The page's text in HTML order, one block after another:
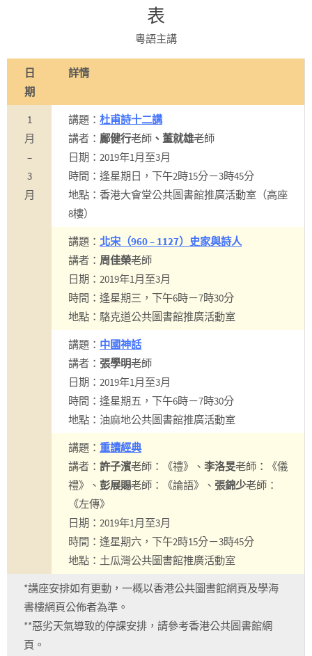
表
粵語主講
日
期
詳情
1
月
–
3
月
講題： 杜甫詩十二講
講者： 鄺健行老師 、董就雄老師
日期：2019年1月至3月
時間：逢星期日，下午2時15分－3時45分
地點：香港大會堂公共圖書館推廣活動室（高座
8樓）
講題： 北宋（960 – 1127）史家與詩人
講者： 周佳榮老師
日期：2019年1月至3月
時間：逢星期三，下午6時－7時30分
地點：駱克道公共圖書館推廣活動室
講題： 中國神話
講者： 張學明老師
日期：2019年1月至3月
時間：逢星期五，下午6時－7時30分
地點：油麻地公共圖書館推廣活動室
講題： 重讀經典
講者： 許子濱老師：《禮》、 李洛旻老師：《儀
禮》、 彭展賜老師：《論語》、 張錦少老師：
《左傳》
日期：2019年1月至3月
時間：逢星期六，下午2時15分－3時45分
地點：土瓜灣公共圖書館推廣活動室
*講座安排如有更動，一概以香港公共圖書館網頁及學海
書樓網頁公佈者為準。
**惡劣天氣導致的停課安排，請參考香港公共圖書館網
頁。